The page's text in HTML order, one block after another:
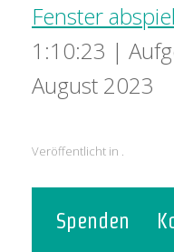
Fenster
1:10:23 |
August 2023
Veröffentlicht in .
Spenden